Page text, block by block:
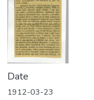
Date
1912-03-23